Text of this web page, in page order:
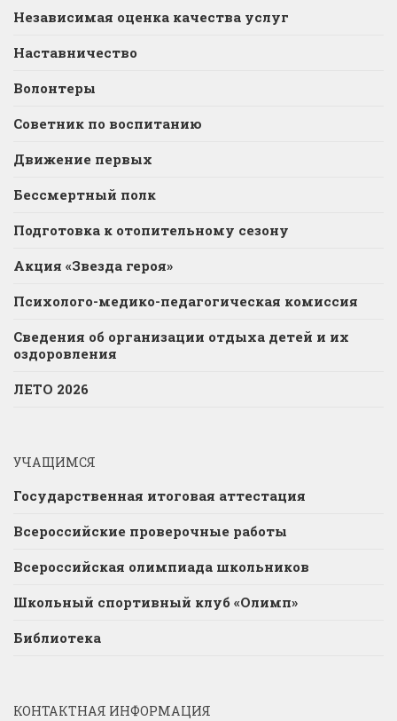
Независимая оценка качества услуг
Наставничество
Волонтеры
Советник по воспитанию
Движение первых
Бессмертный полк
Подготовка к отопительному сезону
Акция «Звезда героя»
Психолого-медико-педагогическая комиссия
Сведения об организации отдыха детей и их
оздоровления
ЛЕТО 2026
УЧАЩИМСЯ
Государственная итоговая аттестация
Всероссийские проверочные работы
Всероссийская олимпиада школьников
Школьный спортивный клуб «Олимп»
Библиотека
КОНТАКТНАЯ ИНФОРМАЦИЯ